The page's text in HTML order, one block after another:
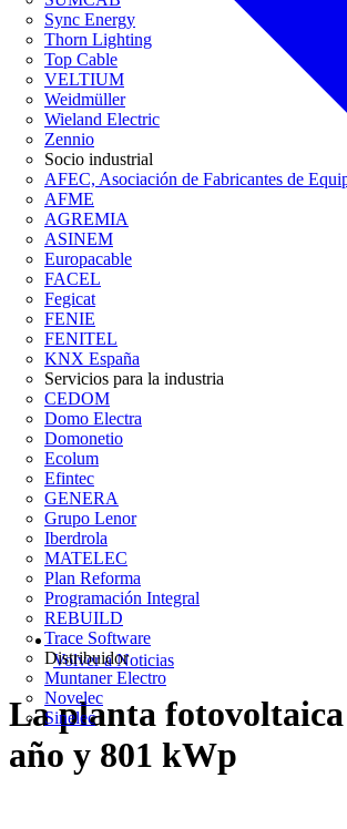
Sync Energy
Thorn Lighting
Top Cable
VELTIUM
Weidmüller
Wieland Electric
Zennio
Socio industrial
AFEC, Asociación de Fabricantes de
AFME
AGREMIA
ASINEM
Europacable
FACEL
Fegicat
FENIE
FENITEL
KNX España
Servicios para la industria
CEDOM
Domo Electra
Domonetio
Ecolum
Efintec
GENERA
Grupo Lenor
Iberdrola
MATELEC
Plan Reforma
Programación Integral
REBUILD
Trace Software
Distribuidor
Muntaner Electro
Novelec
Sinelec
Volver a Noticias
La planta fotovoltaica
año y 801 kWp